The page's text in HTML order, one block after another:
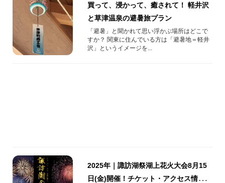
買って、浸かって、癒されて！ 軽井沢
と草津温泉の避暑旅プラン
「避暑」と聞かれて思い浮かぶ場所はどこで
すか？ 関東に住んでいる方は「避暑地＝軽井
沢」というイメージを...
2025年｜諏訪湖祭湖上花火大会8月15
日(金)開催！チケット・アクセス情報な